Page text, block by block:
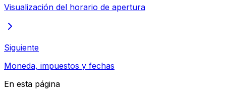
Visualización del horario de apertura
Siguiente
Moneda, impuestos y fechas
En esta página